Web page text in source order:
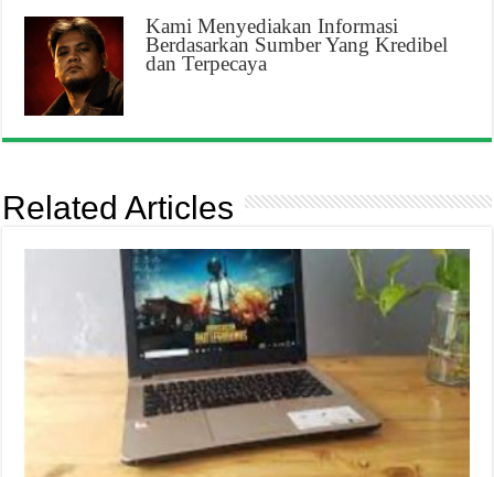
Kami Menyediakan Informasi
Berdasarkan Sumber Yang Kredibel
dan Terpecaya
Related Articles